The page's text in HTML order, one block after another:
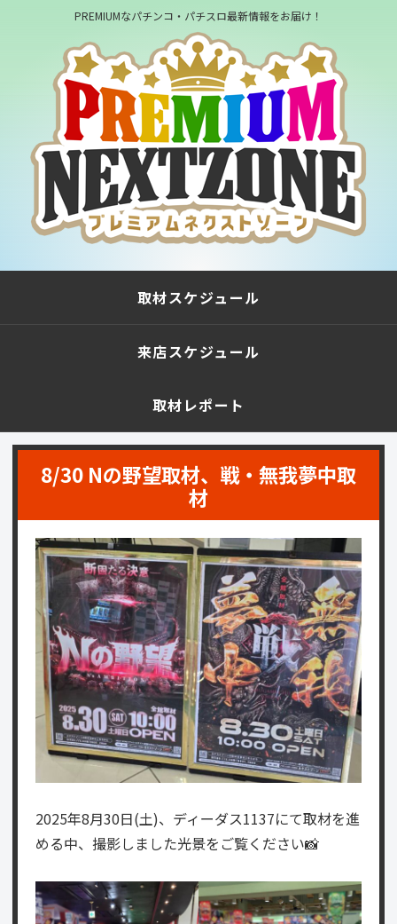
PREMIUMなパチンコ・パチスロ最新情報をお届け！
取材スケジュール
来店スケジュール
取材レポート
8/30 Nの野望取材、戦・無我夢中取
材
2025年8月30日(土)、ディーダス1137にて取材を進
める中、撮影しました光景をご覧ください📸